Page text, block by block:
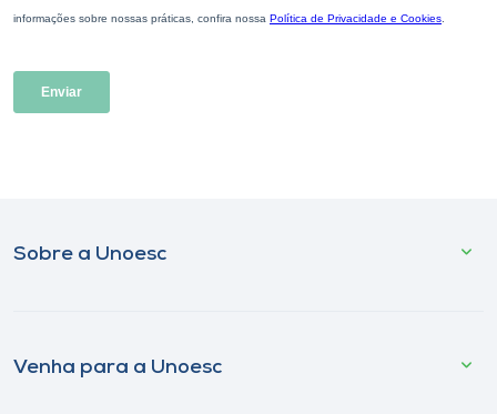
Sobre a Unoesc
Venha para a Unoesc